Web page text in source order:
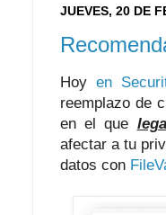
JUEVES, 20 DE
Hoy en
reemplazo de
en el que
afectar a tu
datos con